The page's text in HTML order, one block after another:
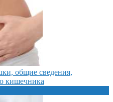
общие сведения,
кишечника